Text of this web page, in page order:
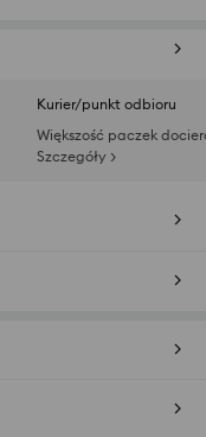
Kurier/punkt odbioru
Większość paczek
Szczegóły >